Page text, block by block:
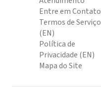
Entre em Contato
Termos de Serviço
(EN)
Política de
Privacidade (EN)
Mapa do Site